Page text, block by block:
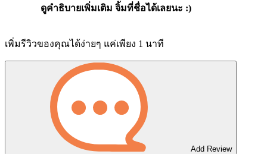
ดูคำธิบายเพิ่มเติม จิ้มที่ชื่อได้เลยนะ :)
เพิ่มรีวิวของคุณได้ง่ายๆ แค่เพียง 1 นาที
Add Review